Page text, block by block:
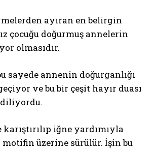
ayıran en belirgin
çocuğu doğurmuş annelerin
olmasıdır.
sayede annenin doğurganlığı
ve bu bir çeşit hayır duası
iğne yardımıyla
üzerine sürülür. İşin bu